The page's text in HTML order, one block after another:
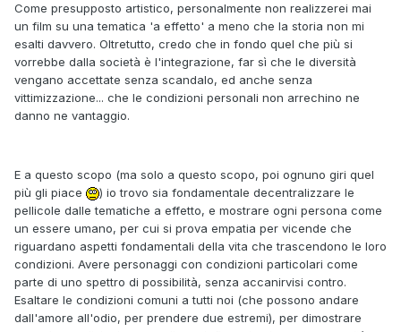
Come presupposto artistico, personalmente non realizzerei mai
un film su una tematica 'a effetto' a meno che la storia non mi
esalti davvero. Oltretutto, credo che in fondo quel che più si
vorrebbe dalla società è l'integrazione, far sì che le diversità
vengano accettate senza scandalo, ed anche senza
vittimizzazione... che le condizioni personali non arrechino ne
danno ne vantaggio.
E a questo scopo (ma solo a questo scopo, poi ognuno giri quel
più gli piace
) io trovo sia fondamentale decentralizzare le
pellicole dalle tematiche a effetto, e mostrare ogni persona come
un essere umano, per cui si prova empatia per vicende che
riguardano aspetti fondamentali della vita che trascendono le loro
condizioni. Avere personaggi con condizioni particolari come
parte di uno spettro di possibilità, senza accanirvisi contro.
Esaltare le condizioni comuni a tutti noi (che possono andare
dall'amore all'odio, per prendere due estremi), per dimostrare